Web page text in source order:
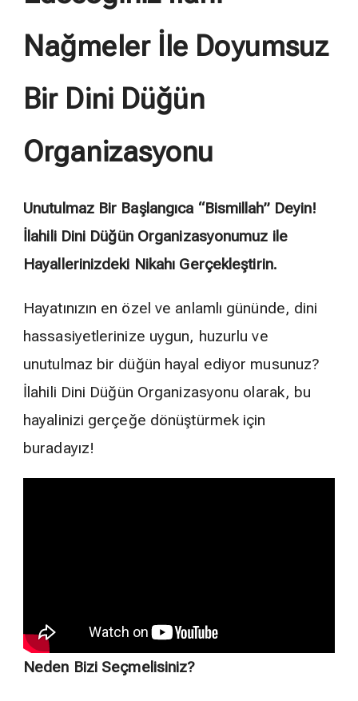
Nağmeler İle Doyumsuz
Bir Dini Düğün
Organizasyonu
Unutulmaz Bir Başlangıca “Bismillah” Deyin!
İlahili Dini Düğün Organizasyonumuz ile
Hayallerinizdeki Nikahı Gerçekleştirin.
Hayatınızın en özel ve anlamlı gününde, dini
hassasiyetlerinize uygun, huzurlu ve
unutulmaz bir düğün hayal ediyor musunuz?
İlahili Dini Düğün Organizasyonu olarak, bu
hayalinizi gerçeğe dönüştürmek için
buradayız!
Neden Bizi Seçmelisiniz?